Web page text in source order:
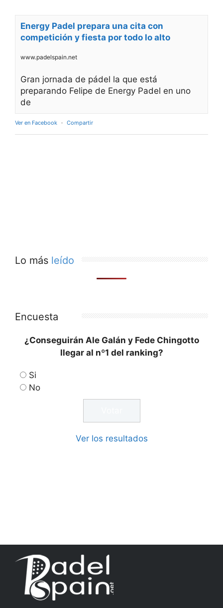
Energy Padel prepara una cita con
competición y fiesta por todo lo alto
www.padelspain.net
Gran jornada de pádel la que está
preparando Felipe de Energy Padel en uno
de
Ver en Facebook · Compartir
Lo más leído
Encuesta
¿Conseguirán Ale Galán y Fede Chingotto
llegar al nº1 del ranking?
Si
No
Ver los resultados